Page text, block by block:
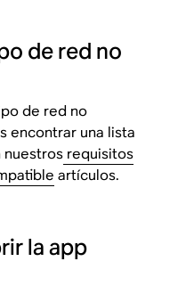
de red no
de red no
encontrar una lista
nuestros requisitos
artículos.
la app